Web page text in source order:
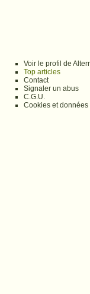
Voir le profil de
Top articles
Contact
Signaler un abus
C.G.U.
Cookies et